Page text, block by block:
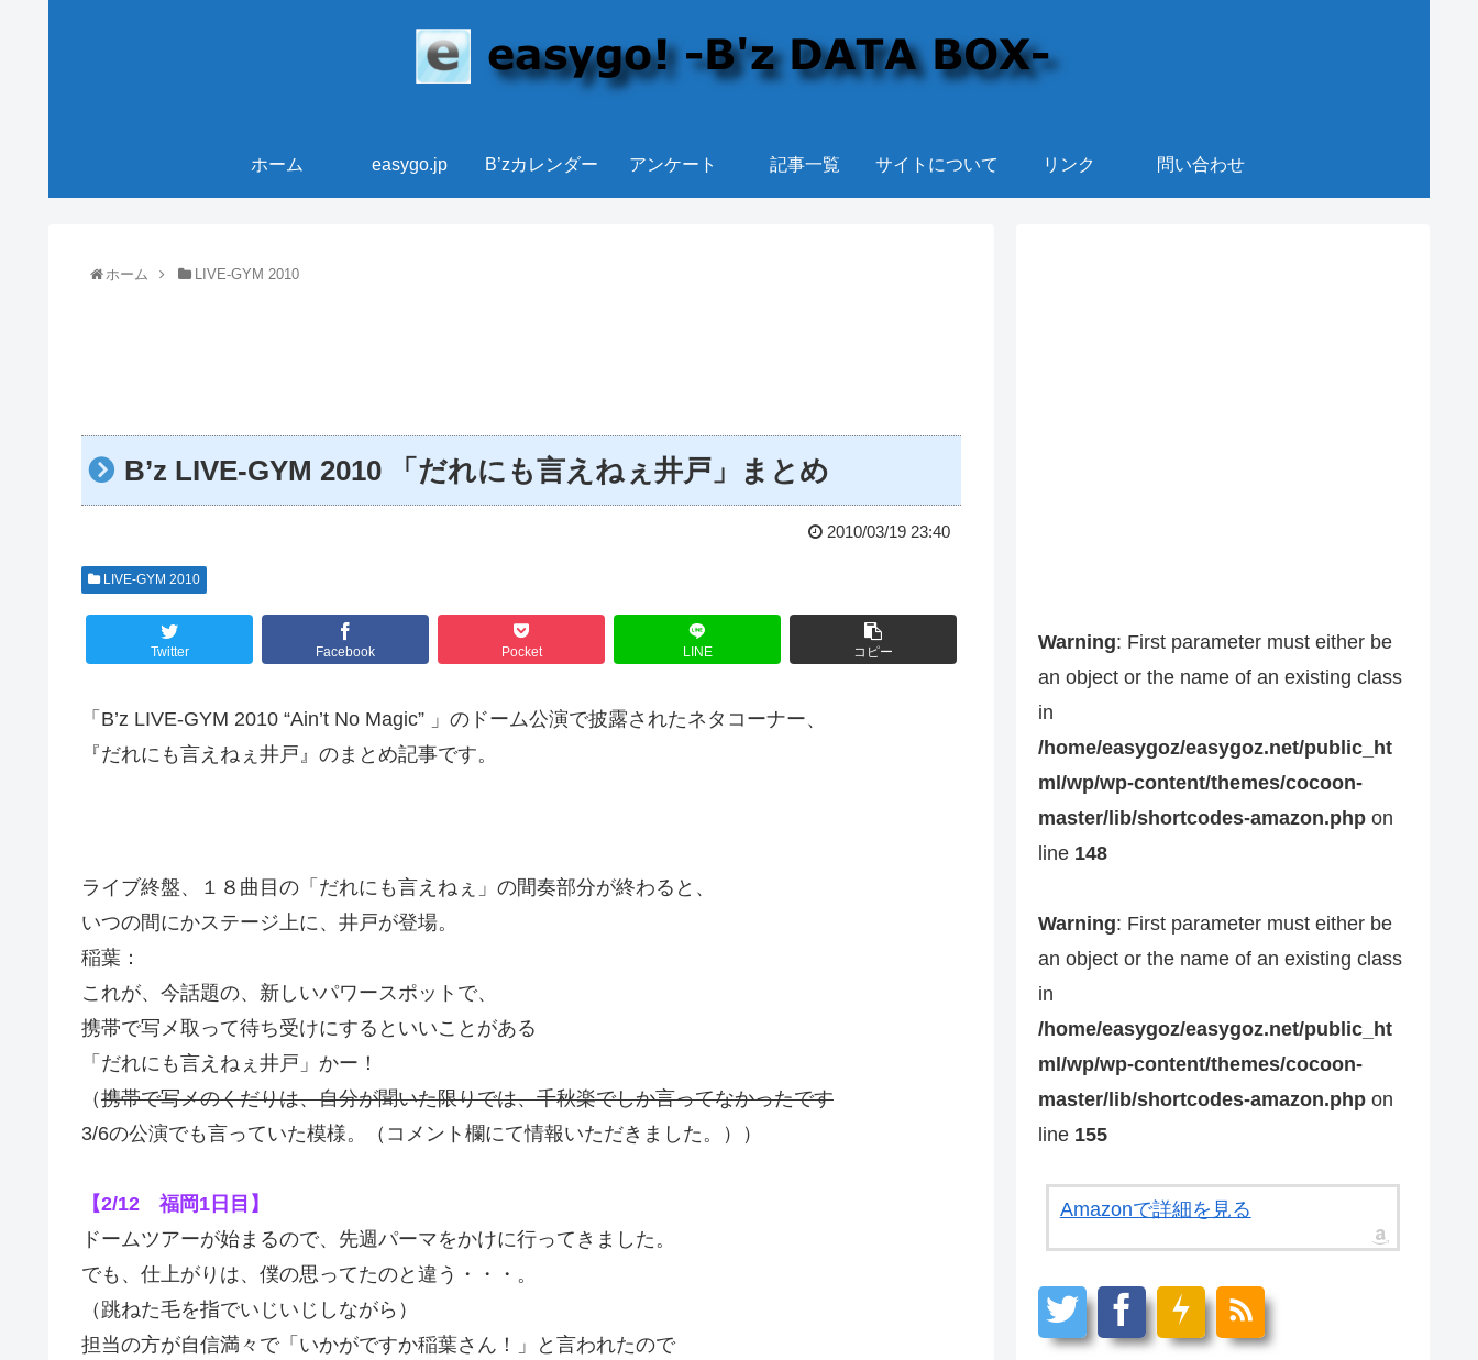
ホーム easygo.jp B’zカレンダー アンケート 記事一覧 サイトについて リンク 問い合わせ
ホーム LIVE-GYM 2010
B’z LIVE-GYM 2010 「だれにも言えねぇ井戸」まとめ
2010/03/19 23:40
LIVE-GYM 2010
Twitter Facebook Pocket LINE コピー
「B’z LIVE-GYM 2010 “Ain’t No Magic” 」のドーム公演で披露されたネタコーナー、
『だれにも言えねぇ井戸』のまとめ記事です。
ライブ終盤、１８曲目の「だれにも言えねぇ」の間奏部分が終わると、
いつの間にかステージ上に、井戸が登場。
稲葉：
これが、今話題の、新しいパワースポットで、
携帯で写メ取って待ち受けにするといいことがある
「だれにも言えねぇ井戸」かー！
（携帯で写メのくだりは、自分が聞いた限りでは、千秋楽でしか言ってなかったです
3/6の公演でも言っていた模様。（コメント欄にて情報いただきました。））
【2/12 福岡1日目】
ドームツアーが始まるので、先週パーマをかけに行ってきました。
でも、仕上がりは、僕の思ってたのと違う・・・。
（跳ねた毛を指でいじいじしながら）
担当の方が自信満々で「いかがですか稲葉さん！」と言われたので
Warning: First parameter must either be
an object or the name of an existing class
in
/home/easygoz/easygoz.net/public_ht
ml/wp/wp-content/themes/cocoon-
master/lib/shortcodes-amazon.php on
line 148
Warning: First parameter must either be
an object or the name of an existing class
in
/home/easygoz/easygoz.net/public_ht
ml/wp/wp-content/themes/cocoon-
master/lib/shortcodes-amazon.php on
line 155
Amazonで詳細を見る